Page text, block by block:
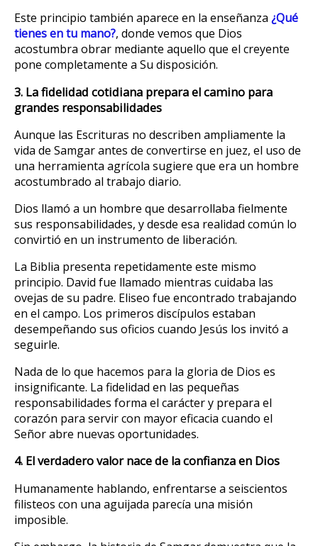
Este principio también aparece en la enseñanza ¿Qué
tienes en tu mano?, donde vemos que Dios
acostumbra obrar mediante aquello que el creyente
pone completamente a Su disposición.
3. La fidelidad cotidiana prepara el camino para
grandes responsabilidades
Aunque las Escrituras no describen ampliamente la
vida de Samgar antes de convertirse en juez, el uso de
una herramienta agrícola sugiere que era un hombre
acostumbrado al trabajo diario.
Dios llamó a un hombre que desarrollaba fielmente
sus responsabilidades, y desde esa realidad común lo
convirtió en un instrumento de liberación.
La Biblia presenta repetidamente este mismo
principio. David fue llamado mientras cuidaba las
ovejas de su padre. Eliseo fue encontrado trabajando
en el campo. Los primeros discípulos estaban
desempeñando sus oficios cuando Jesús los invitó a
seguirle.
Nada de lo que hacemos para la gloria de Dios es
insignificante. La fidelidad en las pequeñas
responsabilidades forma el carácter y prepara el
corazón para servir con mayor eficacia cuando el
Señor abre nuevas oportunidades.
4. El verdadero valor nace de la confianza en Dios
Humanamente hablando, enfrentarse a seiscientos
filisteos con una aguijada parecía una misión
imposible.